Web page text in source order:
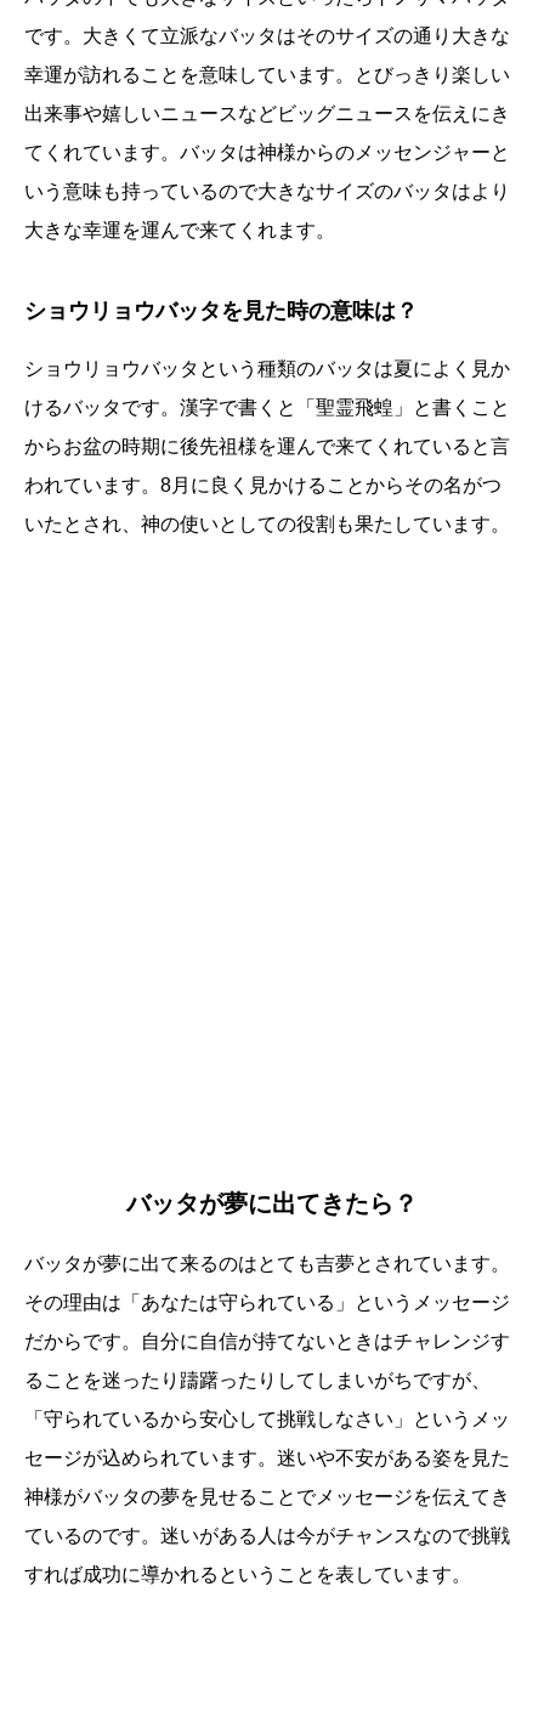
です。大きくて立派なバッタはそのサイズの通り大きな
幸運が訪れることを意味しています。とびっきり楽しい
出来事や嬉しいニュースなどビッグニュースを伝えにき
てくれています。バッタは神様からのメッセンジャーと
いう意味も持っているので大きなサイズのバッタはより
大きな幸運を運んで来てくれます。
ショウリョウバッタを見た時の意味は？
ショウリョウバッタという種類のバッタは夏によく見か
けるバッタです。漢字で書くと「聖霊飛蝗」と書くこと
からお盆の時期に後先祖様を運んで来てくれていると言
われています。8月に良く見かけることからその名がつ
いたとされ、神の使いとしての役割も果たしています。
バッタが夢に出てきたら？
バッタが夢に出て来るのはとても吉夢とされています。
その理由は「あなたは守られている」というメッセージ
だからです。自分に自信が持てないときはチャレンジす
ることを迷ったり躊躇ったりしてしまいがちですが、
「守られているから安心して挑戦しなさい」というメッ
セージが込められています。迷いや不安がある姿を見た
神様がバッタの夢を見せることでメッセージを伝えてき
ているのです。迷いがある人は今がチャンスなので挑戦
すれば成功に導かれるということを表しています。